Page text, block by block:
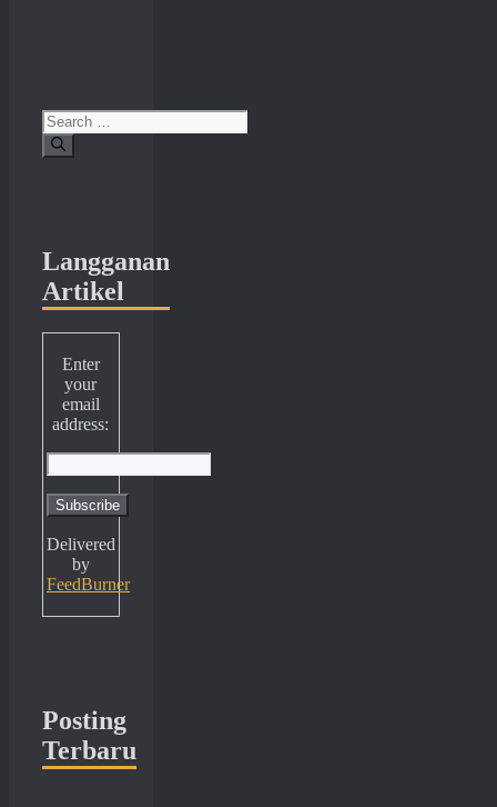
Search
for:
Langganan
Artikel
Enter
your
email
address:
Delivered
by
FeedBurner
Posting
Terbaru